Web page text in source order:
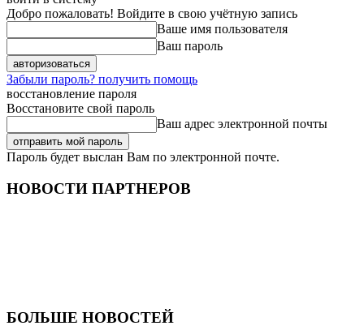
Добро пожаловать! Войдите в свою учётную запись
Ваше имя пользователя
Ваш пароль
Забыли пароль? получить помощь
восстановление пароля
Восстановите свой пароль
Ваш адрес электронной почты
Пароль будет выслан Вам по электронной почте.
НОВОСТИ ПАРТНЕРОВ
БОЛЬШЕ НОВОСТЕЙ